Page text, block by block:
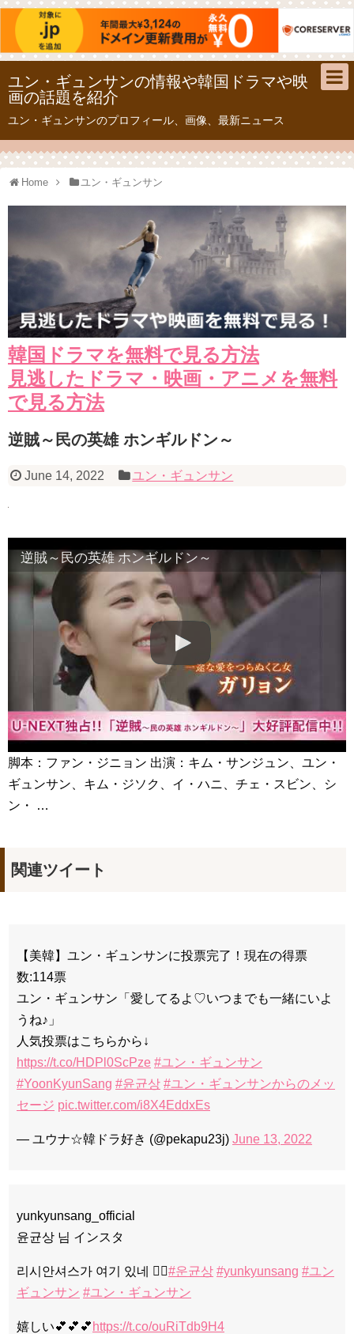
ユン・ギュンサンの情報や韓国ドラマや映
画の話題を紹介
ユン・ギュンサンのプロフィール、画像、最新ニュース
Home ユン・ギュンサン
韓国ドラマを無料で見る方法
見逃したドラマ・映画・アニメを無料
で見る方法
逆賊～民の英雄 ホンギルドン～
June 14, 2022 ユン・ギュンサン
逆賊～民の英雄 ホンギルドン～
脚本：ファン・ジニョン 出演：キム・サンジュン、ユン・
ギュンサン、キム・ジソク、イ・ハニ、チェ・スビン、シ
ン・ …
関連ツイート
【美韓】ユン・ギュンサンに投票完了！現在の得票
数:114票
ユン・ギュンサン「愛してるよ♡いつまでも一緒にいよ
うね♪」
人気投票はこちらから↓
https://t.co/HDPl0ScPze #ユン・ギュンサン
#YoonKyunSang #윤균상 #ユン・ギュンサンからのメッ
セージ pic.twitter.com/i8X4EddxEs
— ユウナ☆韓ドラ好き (@pekapu23j) June 13, 2022
yunkyunsang_official
윤균상 님 インスタ
리시안셔스가 여기 있네 👉🏻#운균상 #yunkyunsang #ユン
ギュンサン #ユン・ギュンサン
嬉しい💕💕💕 https://t.co/ouRiTdb9H4